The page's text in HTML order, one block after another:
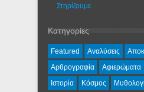
Στηρίζουμε
Κατηγορίες
Featured Αναλύσεις
Αρθρογραφία
Αφιερώματα
Ιστορία
Κόσμος